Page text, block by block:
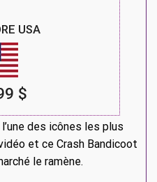
USA
$
des icônes les plus
et ce Crash Bandicoot
le ramène.